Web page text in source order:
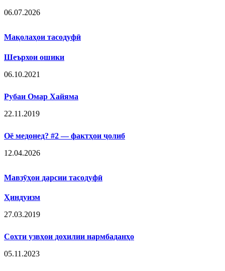
06.07.2026
Мақолаҳои тасодуфӣ
Шеърхои ошики
06.10.2021
Рубаи Омар Хайяма
22.11.2019
Оё медонед? #2 — фактҳои ҷолиб
12.04.2026
Мавзӯҳои дарсии тасодуфӣ
Ҳиндуизм
27.03.2019
Сохти узвҳои дохилии нармбаданҳо
05.11.2023